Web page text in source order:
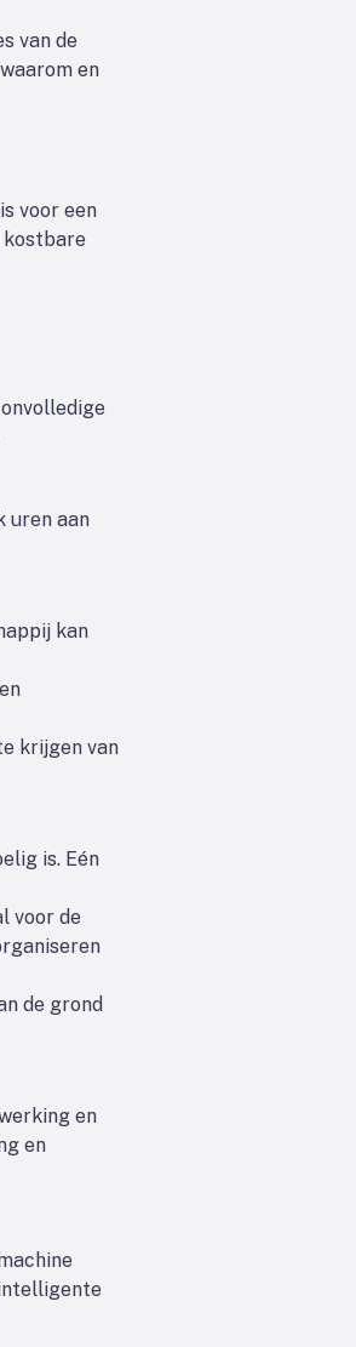
van de
en
voor een
kostbare
uren aan
kan
krijgen van
is. Eén
voor de
de grond
en
en